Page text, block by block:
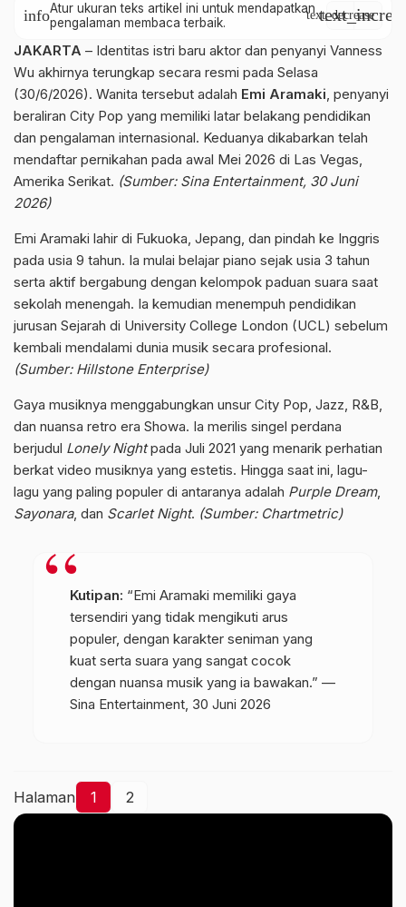
infoAtur ukuran teks artikel ini untuk mendapatkan
pengalaman membaca terbaik.
text_decrease
JAKARTA – Identitas istri baru aktor dan penyanyi Vanness
Wu akhirnya terungkap secara resmi pada Selasa
(30/6/2026). Wanita tersebut adalah Emi Aramaki, penyanyi
beraliran City Pop yang memiliki latar belakang pendidikan
dan pengalaman internasional. Keduanya dikabarkan telah
mendaftar pernikahan pada awal Mei 2026 di Las Vegas,
Amerika Serikat. (Sumber: Sina Entertainment, 30 Juni
2026)
Emi Aramaki lahir di Fukuoka, Jepang, dan pindah ke Inggris
pada usia 9 tahun. Ia mulai belajar piano sejak usia 3 tahun
serta aktif bergabung dengan kelompok paduan suara saat
sekolah menengah. Ia kemudian menempuh pendidikan
jurusan Sejarah di University College London (UCL) sebelum
kembali mendalami dunia musik secara profesional.
(Sumber: Hillstone Enterprise)
Gaya musiknya menggabungkan unsur City Pop, Jazz, R&B,
dan nuansa retro era Showa. Ia merilis singel perdana
berjudul Lonely Nightpada Juli 2021 yang menarik perhatian
berkat video musiknya yang estetis. Hingga saat ini, lagu-
lagu yang paling populer di antaranya adalah Purple Dream,
Sayonara, dan Scarlet Night. (Sumber: Chartmetric)
Kutipan: “Emi Aramaki memiliki gaya
tersendiri yang tidak mengikuti arus
populer, dengan karakter seniman yang
kuat serta suara yang sangat cocok
dengan nuansa musik yang ia bawakan.” —
Sina Entertainment, 30 Juni 2026
Halaman 1 2